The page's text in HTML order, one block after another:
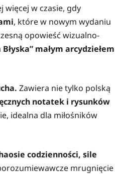
więcej w czasie, gdy
, które w nowym wydaniu
opowieść wizualno-
małym arcydziełem
Zawiera nie tylko polską
notatek i rysunków
idealna dla miłośników
codzienności, sile
mrugnięcie